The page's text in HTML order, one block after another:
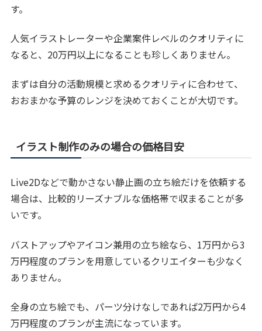
す。
人気イラストレーターや企業案件レベルのクオリティに
なると、20万円以上になることも珍しくありません。
まずは自分の活動規模と求めるクオリティに合わせて、
おおまかな予算のレンジを決めておくことが大切です。
イラスト制作のみの場合の価格目安
Live2Dなどで動かさない静止画の立ち絵だけを依頼する
場合は、比較的リーズナブルな価格帯で収まることが多
いです。
バストアップやアイコン兼用の立ち絵なら、1万円から3
万円程度のプランを用意しているクリエイターも少なく
ありません。
全身の立ち絵でも、パーツ分けなしであれば2万円から4
万円程度のプランが主流になっています。